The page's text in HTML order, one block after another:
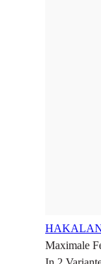
Maximale